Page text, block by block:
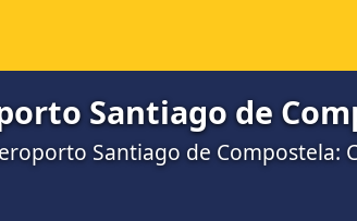
Santiago de
Santiago de Compostela: